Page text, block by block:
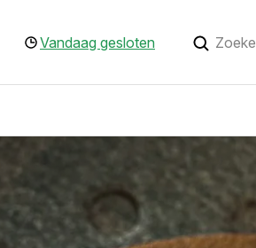
Vandaag gesloten